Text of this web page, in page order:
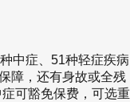
中症、51种轻症疾病
障，还有身故或全残
可豁免保费，可选重